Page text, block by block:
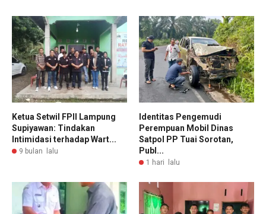
Ketua Setwil FPII Lampung
Supiyawan: Tindakan
Intimidasi terhadap Wart...
9 bulan lalu
Identitas Pengemudi
Perempuan Mobil Dinas
Satpol PP Tuai Sorotan,
Publ...
1 hari lalu